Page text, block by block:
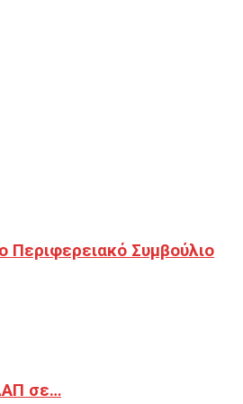
Περιφερειακό Συμβούλιο
σε…